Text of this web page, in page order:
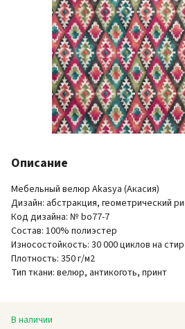
Описание
Мебельный велюр Akasya (Акасия)
Дизайн: абстракция, геометрический
Код дизайна: № bo77-7
Состав: 100% полиэстер
Износостойкость: 30 000 циклов на
Плотность: 350 г/м2
Тип ткани: велюр, антикоготь, принт
В наличии